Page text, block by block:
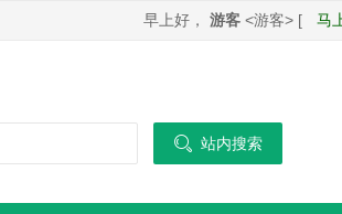
早上好， 游客 <游客> [ 马
 站内搜索